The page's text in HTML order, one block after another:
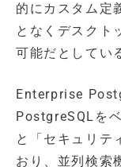
的にカスタム定
となくデスクト
可能だとしてい
Enterprise
PostgreSQLを
と「セキュリテ
おり、並列検索